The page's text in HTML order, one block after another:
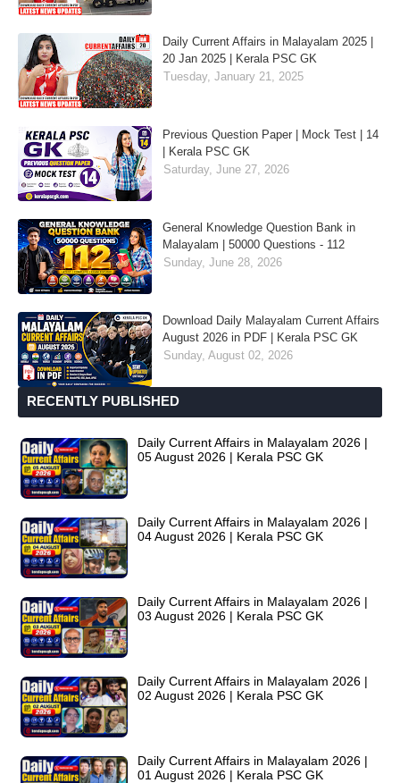
Daily Current Affairs in Malayalam 2025 |
20 Jan 2025 | Kerala PSC GK
Tuesday, January 21, 2025
Previous Question Paper | Mock Test | 14
| Kerala PSC GK
Saturday, June 27, 2026
General Knowledge Question Bank in
Malayalam | 50000 Questions - 112
Sunday, June 28, 2026
Download Daily Malayalam Current Affairs
August 2026 in PDF | Kerala PSC GK
Sunday, August 02, 2026
RECENTLY PUBLISHED
Daily Current Affairs in Malayalam 2026 |
05 August 2026 | Kerala PSC GK
Daily Current Affairs in Malayalam 2026 |
04 August 2026 | Kerala PSC GK
Daily Current Affairs in Malayalam 2026 |
03 August 2026 | Kerala PSC GK
Daily Current Affairs in Malayalam 2026 |
02 August 2026 | Kerala PSC GK
Daily Current Affairs in Malayalam 2026 |
01 August 2026 | Kerala PSC GK